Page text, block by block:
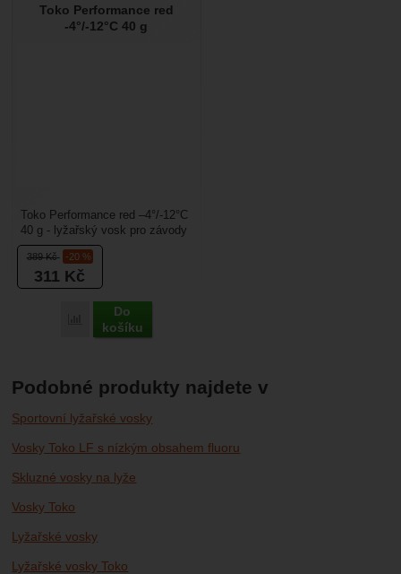
Toko Performance red
-4°/-12°C 40 g
389Kč -20 %
311 Kč
Porovnat
Do
košíku
Toko Performance red –4°/-12°C
40 g - lyžařský vosk pro závody
i rekreační lyžaře. Hodí se pro
teploty...
Podobné produkty najdete v
Sportovní lyžařské vosky
Vosky Toko LF s nízkým obsahem fluoru
Skluzné vosky na lyže
Vosky Toko
Lyžařské vosky
Lyžařské vosky Toko